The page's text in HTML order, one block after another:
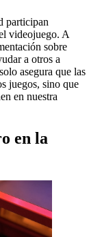
participan
videojuego. A
sobre
a otros a
asegura que las
juegos, sino que
en nuestra
en la